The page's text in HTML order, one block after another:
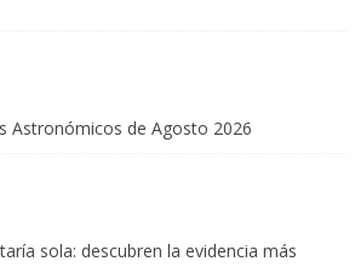
de Agosto 2026
sola: descubren la evidencia más